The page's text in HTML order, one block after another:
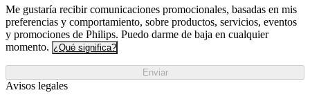
Me gustaría recibir comunicaciones promocionales, basadas en mis
preferencias y comportamiento, sobre productos, servicios, eventos
y promociones de Philips. Puedo darme de baja en cualquier
momento. ¿Qué significa?
Enviar
Avisos legales